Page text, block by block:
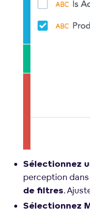
Sélectionnez
perception dans
de filtres.
Sélectionnez